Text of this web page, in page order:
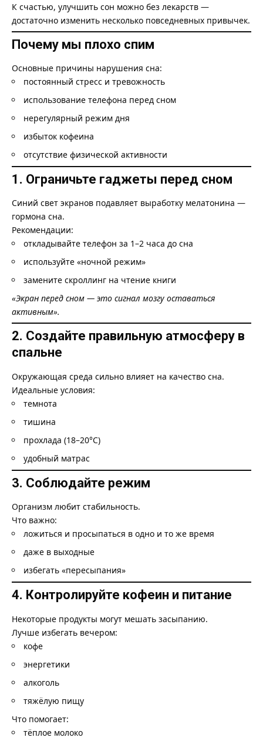
К счастью, улучшить сон можно без лекарств —
достаточно изменить несколько повседневных привычек.
Почему мы плохо спим
Основные причины нарушения сна:
постоянный стресс и тревожность
использование телефона перед сном
нерегулярный режим дня
избыток кофеина
отсутствие физической активности
1. Ограничьте гаджеты перед сном
Синий свет экранов подавляет выработку мелатонина —
гормона сна.
Рекомендации:
откладывайте телефон за 1–2 часа до сна
используйте «ночной режим»
замените скроллинг на чтение книги
«Экран перед сном — это сигнал мозгу оставаться
активным».
2. Создайте правильную атмосферу в
спальне
Окружающая среда сильно влияет на качество сна.
Идеальные условия:
темнота
тишина
прохлада (18–20°C)
удобный матрас
3. Соблюдайте режим
Организм любит стабильность.
Что важно:
ложиться и просыпаться в одно и то же время
даже в выходные
избегать «пересыпания»
4. Контролируйте кофеин и питание
Некоторые продукты могут мешать засыпанию.
Лучше избегать вечером:
кофе
энергетики
алкоголь
тяжёлую пищу
Что помогает:
тёплое молоко